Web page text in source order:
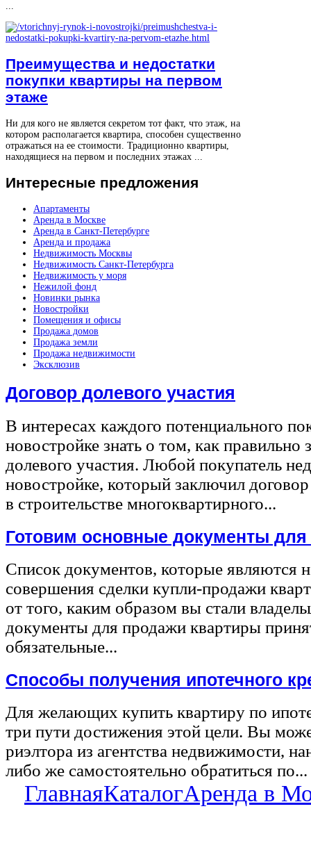
...
Преимущества и недостатки
покупки квартиры на первом
этаже
Ни для кого не является секретом тот факт, что этаж, на
котором располагается квартира, способен существенно
отражаться на ее стоимости. Традиционно квартиры,
находящиеся на первом и последних этажах ...
Интересные предложения
Апартаменты
Аренда в Москве
Аренда в Санкт-Петербурге
Аренда и продажа
Недвижимость Москвы
Недвижимость Санкт-Петербурга
Недвижимость у моря
Нежилой фонд
Новинки рынка
Новостройки
Помещения и офисы
Продажа домов
Продажа земли
Продажа недвижимости
Эксклюзив
Договор долевого участия
В интересах каждого потенциального
новостройке знать о том, как правильно
долевого участия. Любой покупатель
новостройке, который заключил
в строительстве многоквартирного...
Готовим основные документы
Список документов, которые являются
совершения сделки купли-продажи
от того, каким образом вы стали
документы для продажи квартиры
обязательные...
Способы получения ипотечного
Для желающих купить квартиру по
три пути достижения этой цели. Вы
риэлтора из агентства недвижимости,
либо же самостоятельно обратиться по...
ГлавнаяКаталогАренда в